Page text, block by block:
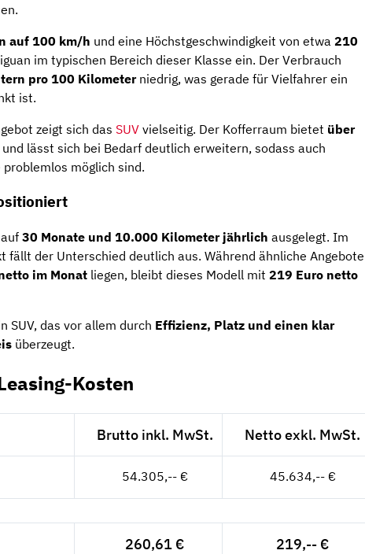
auf 100 km/h und eine Höchstgeschwindigkeit von etwa 210
im typischen Bereich dieser Klasse ein. Der Verbrauch
pro 100 Kilometerniedrig, was gerade für Vielfahrer ein
ist.
zeigt sich das SUV vielseitig. Der Kofferraum bietet über
und lässt sich bei Bedarf deutlich erweitern, sodass auch
möglich sind.
30 Monate und 10.000 Kilometer jährlich ausgelegt. Im
fällt der Unterschied deutlich aus. Während ähnliche Angebote
im Monat liegen, bleibt dieses Modell mit 219 Euro netto
SUV, das vor allem durch Effizienz, Platz und einen klar
überzeugt.
Kosten
Brutto inkl. MwSt. Netto exkl. MwSt.
54.305,-- € 45.634,-- €
260,61 € 219,-- €